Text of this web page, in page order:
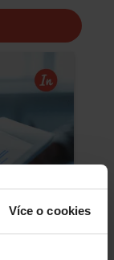
Více o cookies